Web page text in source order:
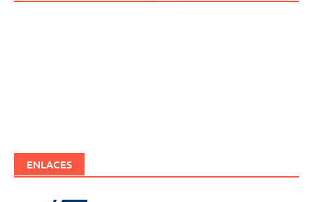
ENLACES